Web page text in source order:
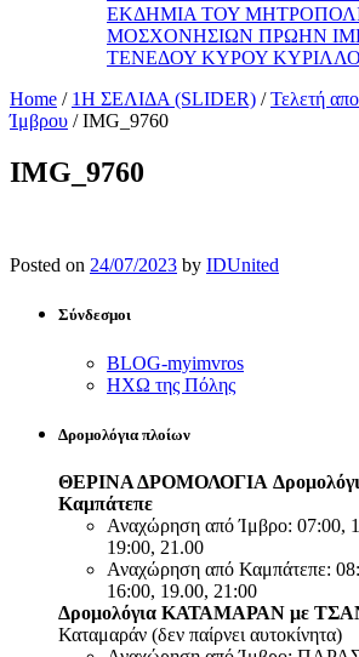
ΕΚΔΗΜΙΑ ΤΟΥ
ΜΟΣΧΟΝΗΣΙΩΝ ΠΡΩΗΝ
ΤΕΝΕΔΟΥ ΚΥΡΟΥ
Home / 1Η ΣΕΛΙΔΑ (SLIDER) /Τελετή
Ίμβρου /IMG_9760
IMG_9760
Posted on 24/07/2023 by IDUnited
Σύνδεσμοι
BLOG-myimvros
ΗΧΩ της Πόλης
Δρομολόγια πλοίων
ΘΕΡΙΝΑ ΔΡΟΜΟΛΟΓΙΑ
Καμπάτεπε
Αναχώρηση από Ίμβρο: 07:00,
19:00, 21.00
Αναχώρηση από Καμπάτεπε:
16:00, 19.00, 21:00
Δρομολόγια ΚΑΤΑΜΑΡΑΝ με
Καταμαράν (δεν παίρνει αυτοκίνητα)